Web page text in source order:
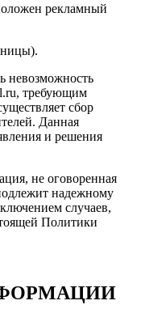
рекламный
невозможность
требующим
сбор
Данная
и решения
не оговоренная
надежному
случаев,
Политики